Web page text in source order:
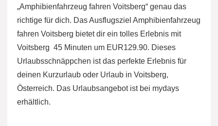
„Amphibienfahrzeug fahren Voitsberg“ genau das
richtige für dich. Das Ausflugsziel Amphibienfahrzeug
fahren Voitsberg bietet dir ein tolles Erlebnis mit
Voitsberg  45 Minuten um EUR129.90. Dieses
Urlaubsschnäppchen ist das perfekte Erlebnis für
deinen Kurzurlaub oder Urlaub in Voitsberg,
Österreich. Das Urlaubsangebot ist bei mydays
erhältlich.